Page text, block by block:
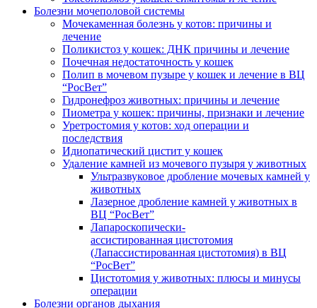
Болезни мочеполовой системы
Мочекаменная болезнь у котов: причины и
лечение
Поликистоз у кошек: ДНК причины и лечение
Почечная недостаточность у кошек
Полип в мочевом пузыре у кошек и лечение в ВЦ
“РосВет”
Гидронефроз животных: причины и лечение
Пиометра у кошек: причины, признаки и лечение
Уретростомия у котов: ход операции и
последствия
Идиопатический цистит у кошек
Удаление камней из мочевого пузыря у животных
Ультразвуковое дробление мочевых камней у
животных
Лазерное дробление камней у животных в
ВЦ “РосВет”
Лапароскопически-
ассистированная цистотомия
(Лапассистированная цистотомия) в ВЦ
“РосВет”
Цистотомия у животных: плюсы и минусы
операции
Болезни органов дыхания